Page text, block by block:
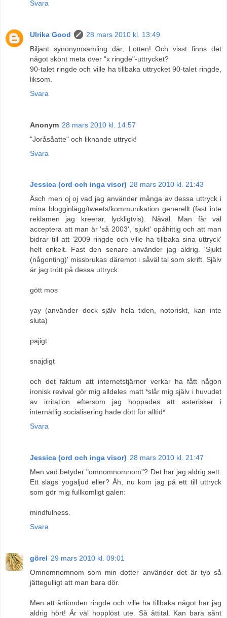
Svara
Ulrika Good
28 mars 2010 kl. 13:49
Biljant synonymsamling där, Lotten! Och visst finns det
något skönt meta över "x ringde"-uttrycket?
90-talet ringde och ville ha tillbaka uttrycket 90-talet ringde,
liksom.
Svara
Anonym 28 mars 2010 kl. 14:57
"Joråsåatte" och liknande uttryck!
Svara
Jessica (ord och inga visor) 28 mars 2010 kl. 21:43
Äsch men oj oj vad jag använder många av dessa uttryck i
mina blogginlägg/tweets/kommunikation generellt (fast inte
reklamen jag kreerar, lyckligtvis). Nåväl. Man får väl
acceptera att man är 'så 2003', 'sjukt' opåhittig och att man
bidrar till att '2009 ringde och ville ha tillbaka sina uttryck'
helt enkelt. Fast den senare använder jag aldrig. 'Sjukt
(någonting)' missbrukas däremot i såväl tal som skrift. Själv
är jag trött på dessa uttryck:
gött mos
yay (använder dock själv hela tiden, notoriskt, kan inte
sluta)
pajigt
snajdigt
och det faktum att internetstjärnor verkar ha fått någon
ironisk revival gör mig alldeles matt *slår mig själv i huvudet
av irritation eftersom jag hoppades att asterisker i
internätlig socialisering hade dött för alltid*
Svara
Jessica (ord och inga visor) 28 mars 2010 kl. 21:47
Men vad betyder "omnomnomnom"? Det har jag aldrig sett.
Ett slags yogaljud eller? Åh, nu kom jag på ett till uttryck
som gör mig fullkomligt galen:
mindfulness.
Svara
görel 29 mars 2010 kl. 09:01
Omnomnomnom som min dotter använder det är typ så
jättegulligt att man bara dör.
Men att årtionden ringde och ville ha tillbaka något har jag
aldrig hört! Är väl hopplöst ute. Så åttital. Kan bara sånt